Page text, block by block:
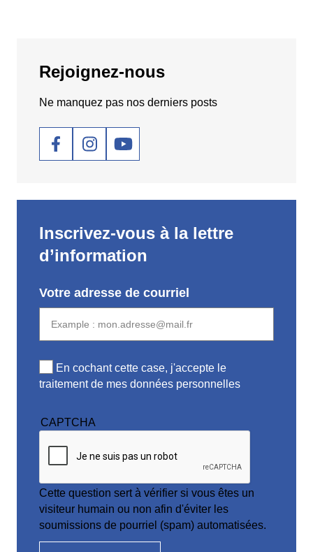
Rejoignez-nous
Ne manquez pas nos derniers posts
Social
Inscrivez-vous à la lettre
d’information
Votre adresse de courriel
En cochant cette case, j'accepte le
traitement de mes données personnelles
CAPTCHA
Cette question sert à vérifier si vous êtes un
visiteur humain ou non afin d'éviter les
soumissions de pourriel (spam) automatisées.